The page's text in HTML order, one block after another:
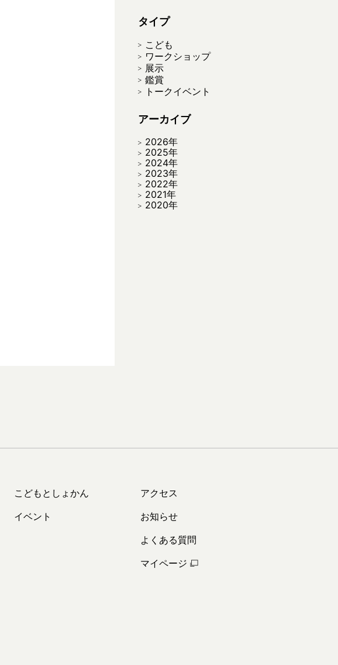
タイプ
こども
ワークショップ
展示
鑑賞
トークイベント
アーカイブ
2026年
2025年
2024年
2023年
2022年
2021年
2020年
こどもとしょかん
イベント
アクセス
お知らせ
よくある質問
マイページ